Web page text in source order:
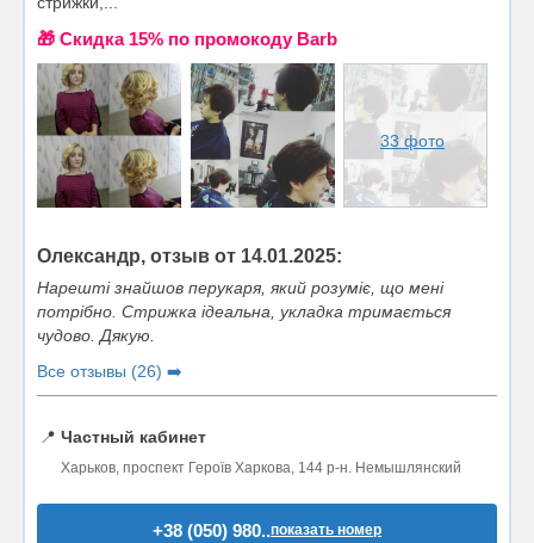
🎁 Cкидка 15% по промокоду Barb
33 фото
Олександр, отзыв от 14.01.2025:
Нарешті знайшов перукаря, який розуміє, що мені
потрібно. Стрижка ідеальна, укладка тримається
чудово. Дякую.
Все отзывы (26) ➡️
📍 Частный кабинет
Харьков, проспект Героїв Харкова, 144 р-н. Немышлянский
+38 (050) 980..показать номер